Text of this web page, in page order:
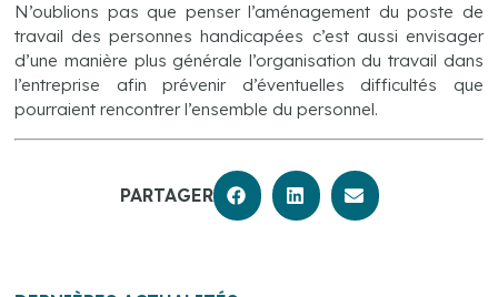
N’oublions pas que penser l’aménagement du poste de
travail des personnes handicapées c’est aussi envisager
d’une manière plus générale l’organisation du travail dans
l’entreprise afin prévenir d’éventuelles difficultés que
pourraient rencontrer l’ensemble du personnel.
PARTAGER